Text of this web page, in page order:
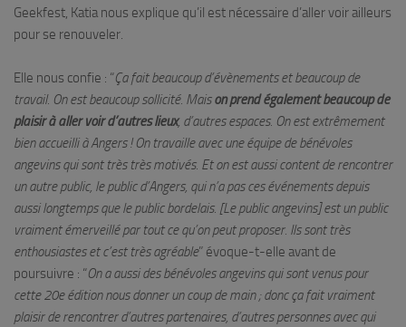
Geekfest, Katia nous explique qu’il est nécessaire d’aller voir ailleurs
pour se renouveler.
Elle nous confie : “Ça fait beaucoup d’évènements et beaucoup de
travail. On est beaucoup sollicité. Maison prend également beaucoup de
plaisir à aller voir d’autres lieux, d’autres espaces. On est extrêmement
bien accueilli à Angers ! On travaille avec une équipe de bénévoles
angevins qui sont très très motivés. Et on est aussi content de rencontrer
un autre public, le public d’Angers, qui n’a pas ces événements depuis
aussi longtemps que le public bordelais. [Le public angevins] est un public
vraiment émerveillé par tout ce qu’on peut proposer. Ils sont très
enthousiastes et c’est très agréable” évoque-t-elle avant de
poursuivre : “On a aussi des bénévoles angevins qui sont venus pour
cette 20e édition nous donner un coup de main ; donc ça fait vraiment
plaisir de rencontrer d’autres partenaires, d’autres personnes avec qui